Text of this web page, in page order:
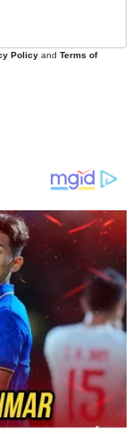
Policy and Terms of